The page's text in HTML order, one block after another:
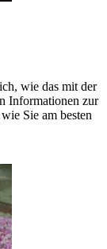
wie das mit der
Informationen zur
Sie am besten